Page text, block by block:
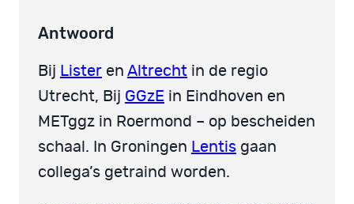
Antwoord
Bij Lister en Altrecht in de regio
Utrecht, Bij GGzE in Eindhoven en
METggz in Roermond – op bescheiden
schaal. In Groningen Lentis gaan
collega’s getraind worden.